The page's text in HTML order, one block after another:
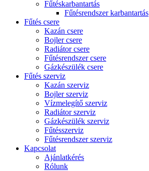
Fűtéskarbantartás
Fűtésrendszer karbantartás
Fűtés csere
Kazán csere
Bojler csere
Radiátor csere
Fűtésrendszer csere
Gázkészülék csere
Fűtés szerviz
Kazán szerviz
Bojler szerviz
Vízmelegítő szerviz
Radiátor szerviz
Gázkészülék szerviz
Fűtésszerviz
Fűtésrendszer szerviz
Kapcsolat
Ajánlatkérés
Rólunk